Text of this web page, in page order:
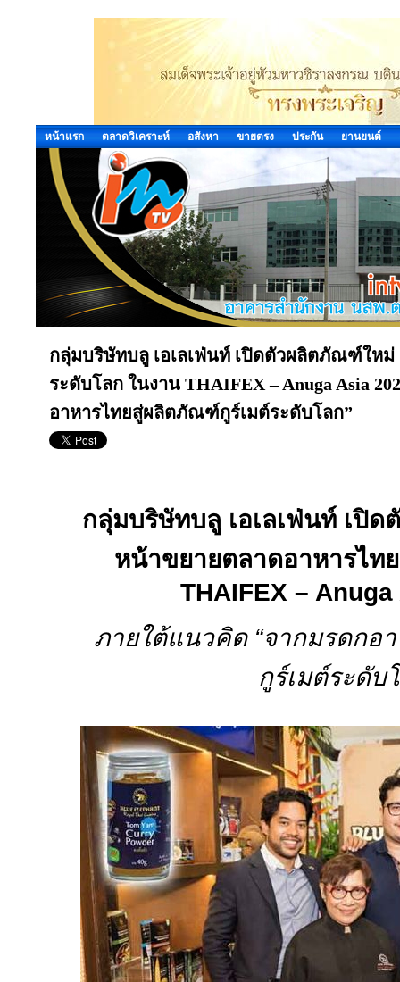
หน้าแรก ตลาดวิเคราะห์ อสังหา ขายตรง ประกัน ยานยนต์
กลุ่มบริษัทบลู เอเลเฟ่นท์ เปิดตัวผลิตภัณฑ์ให
ระดับโลก ในงาน THAIFEX – Anuga Asia
อาหารไทยสู่ผลิตภัณฑ์กูร์เมต์ระดับโลก”
กลุ่มบริษัทบลู เอเลเฟ่นท์ เปิ
หน้าขยายตลาดอาหารไท
THAIFEX –
ภายใต้แนวคิด “จากมรดก
กูร์เมต์ระดับ